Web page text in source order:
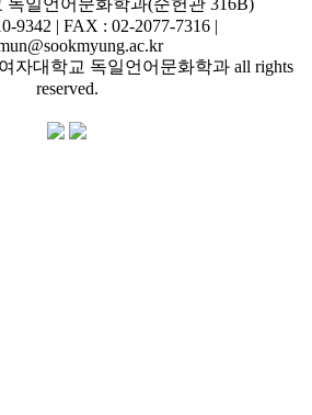
독일언어문화학과(순헌관 316B)
9342 | FAX : 02-2077-7316 |
자대학교 독일언어문화학과 all rights
reserved.